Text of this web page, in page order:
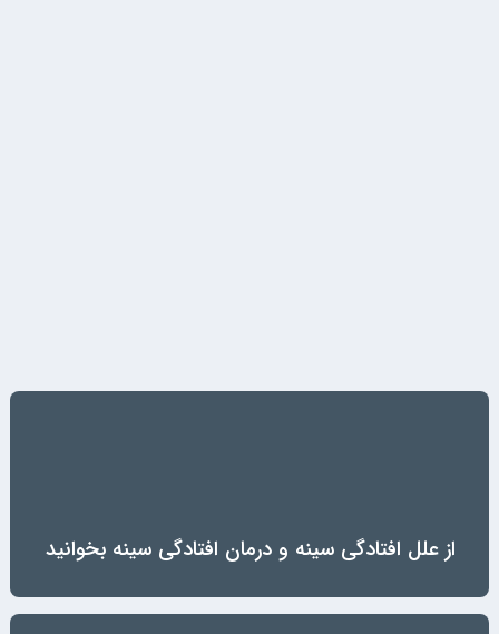
از علل افتادگی سینه و درمان افتادگی سینه بخوانید